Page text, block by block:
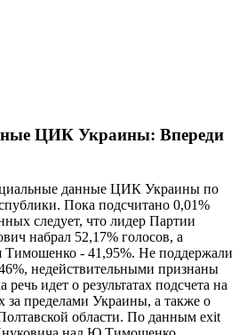
ЦИК Украины: Впереди
данные ЦИК Украины по
Пока подсчитано 0,01%
следует, что лидер Партии
набрал 52,17% голосов, а
- 41,95%. Не поддержали
недействительными признаны
идет о результатах подсчета на
за пределами Украины, а также о
области. По данным exit